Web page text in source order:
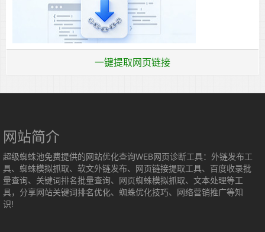
一键提取网页链接
网站简介
超级蜘蛛池免费提供的网站优化查询WEB网页诊断工具：外链发布工
具、蜘蛛模拟抓取、软文外链发布、网页链接提取工具、百度收录批
量查询、关键词排名批量查询、网页蜘蛛模拟抓取、文本处理等工
具，分享网站关键词排名优化、蜘蛛优化技巧、网络营销推广等知
识!